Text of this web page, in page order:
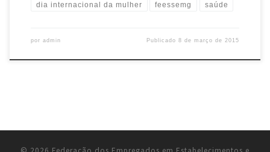
dia internacional da mulher feessemg saúde
por admin Publicado8 de março de 2015